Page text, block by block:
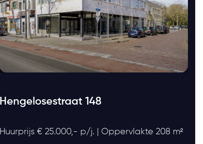
Hengelosestraat 148
Huurprijs € 25.000,- p/j. | Oppervlakte 208 m²